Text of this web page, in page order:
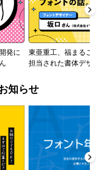
発に
東亜重工、福まるご
担当された書体デザ
知らせ